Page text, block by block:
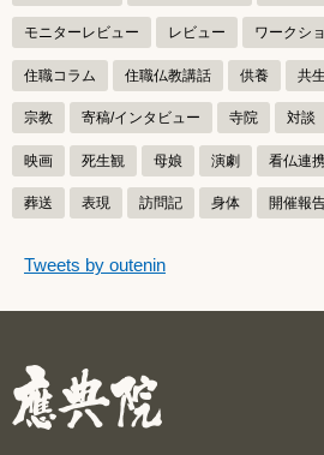
モニターレビュー レビュー ワークシ
住職コラム 住職仏教講話 供養 共生
宗教 寄稿/インタビュー 寺院 対談
映画 死生観 母娘 演劇 看仏連
葬送 表現 訪問記 身体 開催報
つぶやき
つぶやきをスキップする
Tweets by outenin